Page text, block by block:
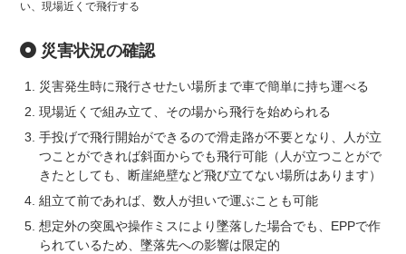
い、現場近くで飛行する
災害状況の確認
災害発生時に飛行させたい場所まで車で簡単に持ち運べる
現場近くで組み立て、その場から飛行を始められる
手投げで飛行開始ができるので滑走路が不要となり、人が立
つことができれば斜面からでも飛行可能（人が立つことがで
きたとしても、断崖絶壁など飛び立てない場所はあります）
組立て前であれば、数人が担いで運ぶことも可能
想定外の突風や操作ミスにより墜落した場合でも、EPPで作
られているため、墜落先への影響は限定的